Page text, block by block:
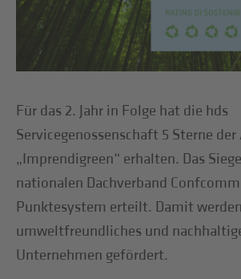
Für das 2. Jahr in Folge hat die hds
Servicegenossenschaft 5 Sterne
„Imprendigreen“ erhalten. Das
nationalen Dachverband
Punktesystem erteilt. Damit werden
umweltfreundliches und
Unternehmen gefördert.